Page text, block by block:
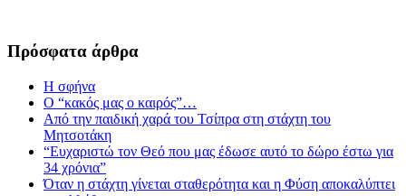
Πρόσφατα άρθρα
Η σφήνα
Ο “κακός μας ο καιρός”…
Από την παιδική χαρά του Τσίπρα στη στάχτη του
Μητσοτάκη
“Ευχαριστώ τον Θεό που μας έδωσε αυτό το δώρο έστω για
34 χρόνια”
Όταν η στάχτη γίνεται σταθερότητα και η Φύση αποκαλύπτει